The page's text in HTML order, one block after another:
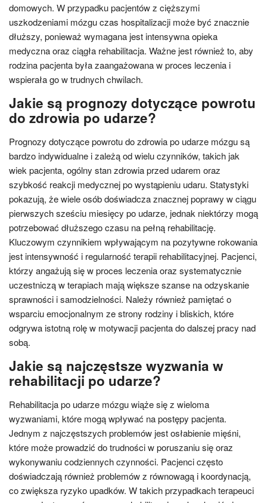
domowych. W przypadku pacjentów z cięższymi
uszkodzeniami mózgu czas hospitalizacji może być znacznie
dłuższy, ponieważ wymagana jest intensywna opieka
medyczna oraz ciągła rehabilitacja. Ważne jest również to, aby
rodzina pacjenta była zaangażowana w proces leczenia i
wspierała go w trudnych chwilach.
Jakie są prognozy dotyczące powrotu
do zdrowia po udarze?
Prognozy dotyczące powrotu do zdrowia po udarze mózgu są
bardzo indywidualne i zależą od wielu czynników, takich jak
wiek pacjenta, ogólny stan zdrowia przed udarem oraz
szybkość reakcji medycznej po wystąpieniu udaru. Statystyki
pokazują, że wiele osób doświadcza znacznej poprawy w ciągu
pierwszych sześciu miesięcy po udarze, jednak niektórzy mogą
potrzebować dłuższego czasu na pełną rehabilitację.
Kluczowym czynnikiem wpływającym na pozytywne rokowania
jest intensywność i regularność terapii rehabilitacyjnej. Pacjenci,
którzy angażują się w proces leczenia oraz systematycznie
uczestniczą w terapiach mają większe szanse na odzyskanie
sprawności i samodzielności. Należy również pamiętać o
wsparciu emocjonalnym ze strony rodziny i bliskich, które
odgrywa istotną rolę w motywacji pacjenta do dalszej pracy nad
sobą.
Jakie są najczęstsze wyzwania w
rehabilitacji po udarze?
Rehabilitacja po udarze mózgu wiąże się z wieloma
wyzwaniami, które mogą wpływać na postępy pacjenta.
Jednym z najczęstszych problemów jest osłabienie mięśni,
które może prowadzić do trudności w poruszaniu się oraz
wykonywaniu codziennych czynności. Pacjenci często
doświadczają również problemów z równowagą i koordynacją,
co zwiększa ryzyko upadków. W takich przypadkach terapeuci